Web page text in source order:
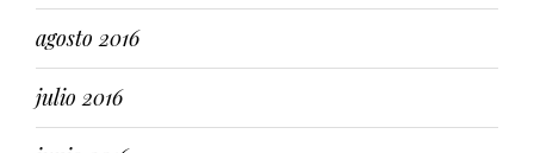
agosto 2016
julio 2016